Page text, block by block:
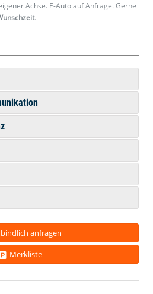
Achse. E-Auto auf Anfrage. Gerne
.
anfragen
Merkliste